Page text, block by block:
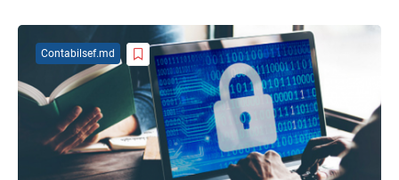
integrală a Titlului IV - accize armonizate
cu legislația UE
03.08.2026
Бухгалтерские и Налоговые
Консультации № 07/2026, комментарии
на полях
06.08.2026 Ciobanu Veaceslav
Contabilsef.md